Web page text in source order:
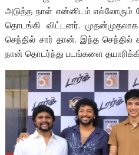
அடுத்த நாள் என்னிடம் எல்லோரும்
தொடங்கி விட்டனர்.
செந்தில் சார் தான்.‌ இந்த செந்தில்
நான் தொடர்ந்து படங்களை